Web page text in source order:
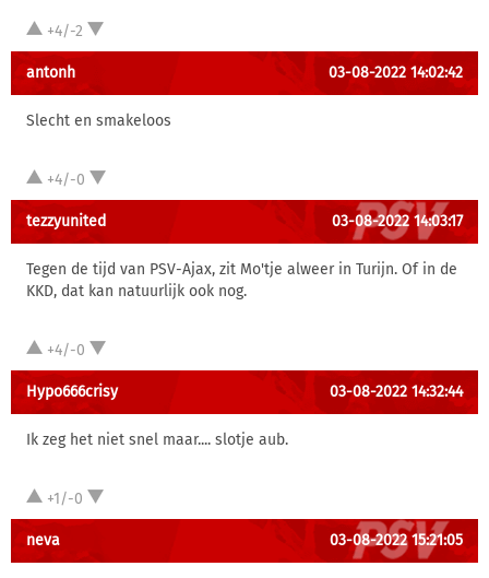
+4/-2
antonh 03-08-2022 14:02:42
Slecht en smakeloos
+4/-0
tezzyunited 03-08-2022 14:03:17
Tegen de tijd van PSV-Ajax, zit Mo'tje alweer in Turijn. Of in de
KKD, dat kan natuurlijk ook nog.
+4/-0
Hypo666crisy 03-08-2022 14:32:44
Ik zeg het niet snel maar.... slotje aub.
+1/-0
neva 03-08-2022 15:21:05